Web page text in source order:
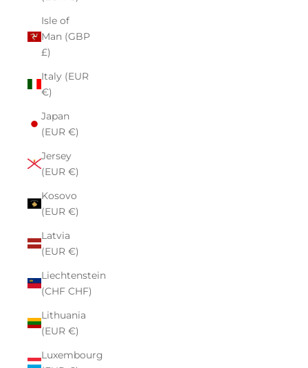
Isle of
Man (GBP
£)
Italy (EUR
€)
Japan
(EUR €)
Jersey
(EUR €)
Kosovo
(EUR €)
Latvia
(EUR €)
Liechtenstein
(CHF CHF)
Lithuania
(EUR €)
Luxembourg